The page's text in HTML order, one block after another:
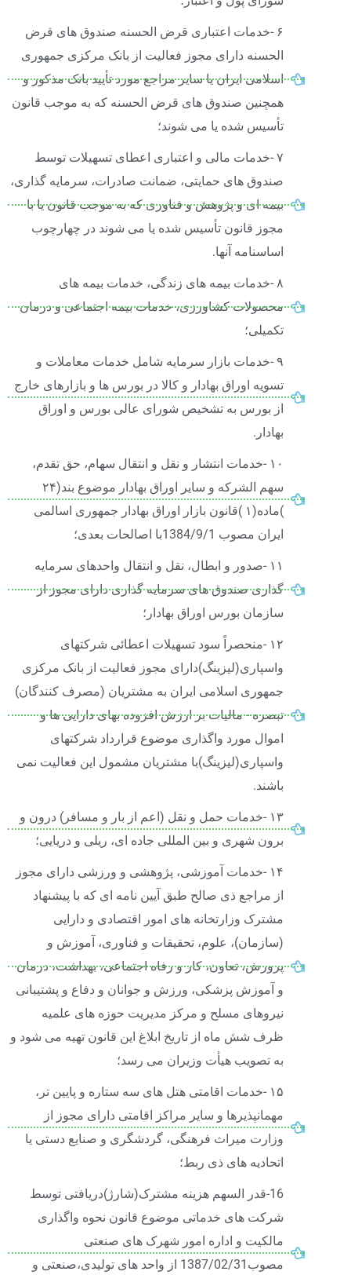
۶ -خدمات اعتباری قرض الحسنه صندوق های قرض
الحسنه دارای مجوز فعالیت از بانک مرکزی جمهوری
اسلامی ایران یا سایر مراجع مورد تأیید بانک مذکور و
همچنین صندوق های قرض الحسنه که به موجب قانون
تأسیس شده یا می شوند؛
۷ -خدمات مالی و اعتباری اعطای تسهیلات توسط
صندوق های حمایتی، ضمانت صادرات، سرمایه گذاری،
بیمه ای و پژوهش و فناوری که به موجب قانون یا با
مجوز قانون تأسیس شده یا می شوند در چهارچوب
اساسنامه آنها.
۸ -خدمات بیمه های زندگی، خدمات بیمه های
محصولات کشاورزی، خدمات بیمه اجتماعی و درمان
تکمیلی؛
۹ -خدمات بازار سرمایه شامل خدمات معاملات و
تسویه اوراق بهادار و کالا در بورس ها و بازارهای خارج
از بورس به تشخیص شورای عالی بورس و اوراق
بهادار.
۱۰ -خدمات انتشار و نقل و انتقال سهام، حق تقدم،
سهم الشرکه و سایر اوراق بهادار موضوع بند(۲۴
)ماده(۱ )قانون بازار اوراق بهادار جمهوری اسالمی
ایران مصوب 1384/9/1با اصالحات بعدی؛
۱۱ -صدور و ابطال، نقل و انتقال واحدهای سرمایه
گذاری صندوق های سرمایه گذاری دارای مجوز از
سازمان بورس اوراق بهادار؛
۱۲ -منحصراً سود تسهیلات اعطائی شرکتهای
واسپاری(لیزینگ)دارای مجوز فعالیت از بانک مرکزی
جمهوری اسلامی ایران به مشتریان (مصرف کنندگان)
تبصره - مالیات بر ارزش افزوده بهای دارایی ها و
اموال مورد واگذاری موضوع قرارداد شرکتهای
واسپاری(لیزینگ)با مشتریان مشمول این فعالیت نمی
باشند.
۱۳ -خدمات حمل و نقل (اعم از بار و مسافر) درون و
برون شهری و بین المللی جاده ای، ریلی و دریایی؛
۱۴ -خدمات آموزشی، پژوهشی و ورزشی دارای مجوز
از مراجع ذی صالح طبق آیین نامه ای که با پیشنهاد
مشترک وزارتخانه های امور اقتصادی و دارایی
(سازمان)، علوم، تحقیقات و فناوری، آموزش و
پرورش، تعاون، کار و رفاه اجتماعی، بهداشت، درمان
و آموزش پزشکی، ورزش و جوانان و دفاع و پشتیبانی
نیروهای مسلح و مرکز مدیریت حوزه های علمیه
ظرف شش ماه از تاریخ ابلاغ این قانون تهیه می شود و
به تصویب هیأت وزیران می رسد؛
۱۵ -خدمات اقامتی هتل های سه ستاره و پایین تر،
مهمانپذیرها و سایر مراکز اقامتی دارای مجوز از
وزارت میراث فرهنگی، گردشگری و صنایع دستی یا
اتحادیه های ذی ربط؛
16-قدر السهم هزینه مشترک(شارژ)دریافتی توسط
شرکت های خدماتی موضوع قانون نحوه واگذاری
مالکیت و اداره امور شهرک های صنعتی
مصوب1387/02/31 از واحد های تولیدی،صنعتی و